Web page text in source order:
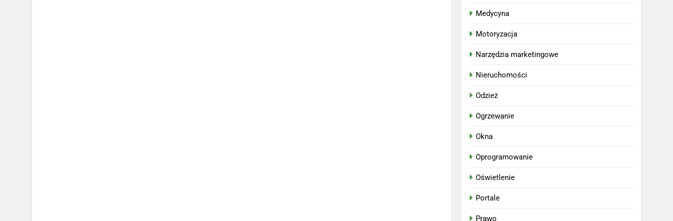
Medycyna
Motoryzacja
Narzędzia marketingowe
Nieruchomości
Odzież
Ogrzewanie
Okna
Oprogramowanie
Oświetlenie
Portale
Prawo